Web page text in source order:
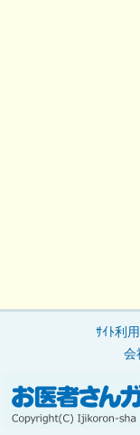
ｻｲﾄ利
会